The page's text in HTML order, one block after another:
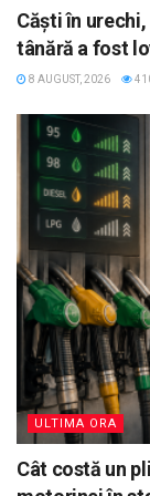
Căști în
tânără a fost
8 AUGUST, 2026
ULTIMA ORA
Cât costă un